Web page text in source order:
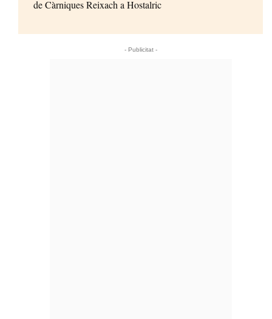
de Càrniques Reixach a Hostalric
- Publicitat -